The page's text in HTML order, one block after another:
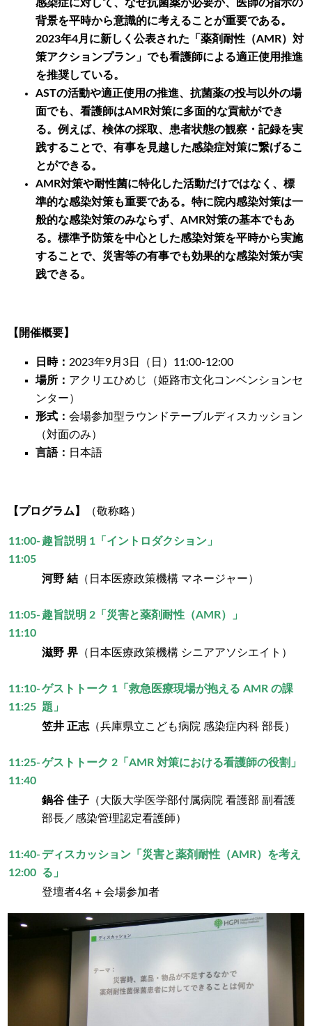
感染症に対して、なぜ抗菌薬が必要か、医師の指示の
背景を平時から意識的に考えることが重要である。
2023年4月に新しく公表された「薬剤耐性（AMR）対
策アクションプラン」でも看護師による適正使用推進
を推奨している。
ASTの活動や適正使用の推進、抗菌薬の投与以外の場
面でも、看護師はAMR対策に多面的な貢献ができ
る。例えば、検体の採取、患者状態の観察・記録を実
践することで、有事を見越した感染症対策に繋げるこ
とができる。
AMR対策や耐性菌に特化した活動だけではなく、標
準的な感染対策も重要である。特に院内感染対策は一
般的な感染対策のみならず、AMR対策の基本でもあ
る。標準予防策を中心とした感染対策を平時から実施
することで、災害等の有事でも効果的な感染対策が実
践できる。
【開催概要】
日時：2023年9月3日（日）11:00-12:00
場所： アクリエひめじ（姫路市文化コンベンションセ
ンター）
形式：会場参加型ラウンドテーブルディスカッション
（対面のみ）
言語： 日本語
【プログラム】 （敬称略）
11:00-
11:05
趣旨説明 1「イントロダクション」
河野 結 （日本医療政策機構 マネージャー）
11:05-
11:10
趣旨説明 2「災害と薬剤耐性（AMR）」
滋野 界 （日本医療政策機構 シニアアソシエイト）
11:10-
11:25
ゲストトーク 1「救急医療現場が抱える AMR の課
題」
笠井 正志（兵庫県立こども病院 感染症内科 部長）
11:25-
11:40
ゲストトーク 2「AMR 対策における看護師の役割」
鍋谷 佳子 （大阪大学医学部付属病院 看護部 副看護
部長／感染管理認定看護師）
11:40-
12:00
ディスカッション「災害と薬剤耐性（AMR）を考え
る」
登壇者4名＋会場参加者